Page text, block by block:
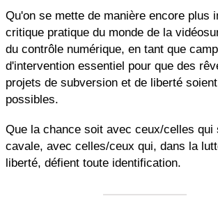
Qu'on se mette de manière encore plus
critique pratique du monde de la
du contrôle numérique, en tant que camp
d'intervention essentiel pour que des
projets de subversion et de liberté
possibles.
Que la chance soit avec ceux/celles qui
cavale, avec celles/ceux qui, dans la
liberté, défient toute identification.